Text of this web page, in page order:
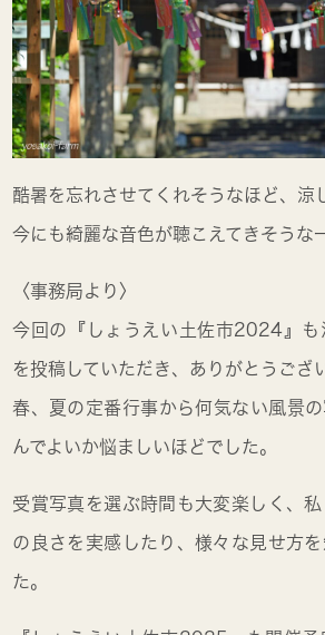
酷暑を忘れさせてくれそうなほど、涼
今にも綺麗な音色が聴こえてきそうな
〈事務局より〉
今回の『しょうえい土佐市2024』も
を投稿していただき、ありがとうござ
春、夏の定番行事から何気ない風景
んでよいか悩ましいほどでした。
受賞写真を選ぶ時間も大変楽しく、
の良さを実感したり、様々な見せ方
た。